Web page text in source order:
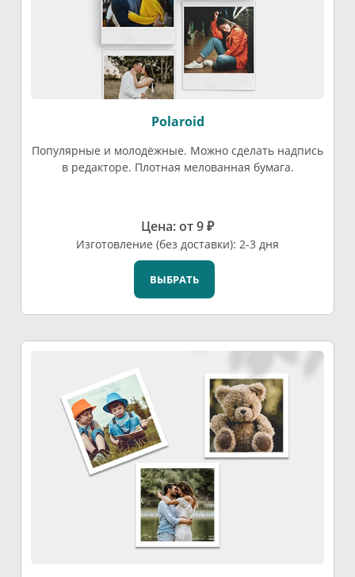
Polaroid
Популярные и молодёжные. Можно сделать надпись
в редакторе. Плотная мелованная бумага.
Цена: от 9 ₽
Изготовление (без доставки): 2-3 дня
ВЫБРАТЬ